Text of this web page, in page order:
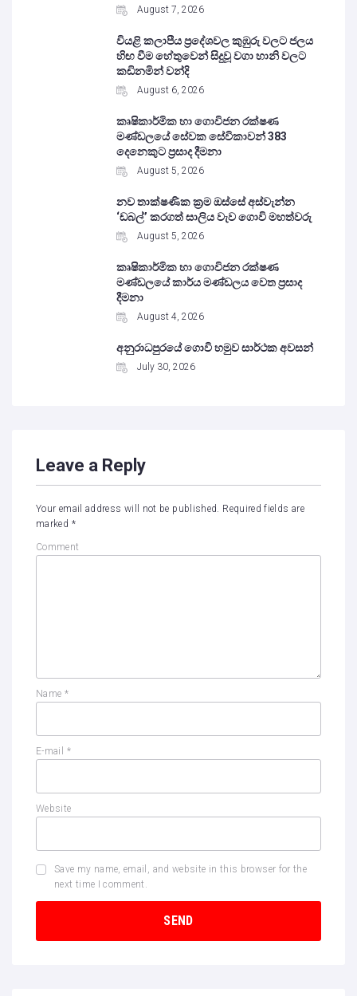
August 7, 2026
වියළි කලාපීය ප්‍රදේශවල කුඹුරු වලට ජලය
හිඟ වීම හේතුවෙන් සිදුවූ වගා හානි වලට
කඩිනමින් වන්දි
August 6, 2026
කෘෂිකාර්මික හා ගොවිජන රක්ෂණ
මණ්ඩලයේ සේවක සේවිකාවන් 383
දෙනෙකුට ප්‍රසාද දීමනා
August 5, 2026
නව තාක්ෂණික ක්‍රම ඔස්සේ අස්වැන්න
‘ඩබල්’ කරගත් සාලිය වැව ගොවි මහත්වරු
August 5, 2026
කෘෂිකාර්මික හා ගොවිජන රක්ෂණ
මණ්ඩලයේ කාර්ය මණ්ඩලය වෙත ප්‍රසාද
දීමනා
August 4, 2026
අනුරාධපුරයේ ගොවි හමුව සාර්ථක අවසන්
July 30, 2026
Leave a Reply
Your email address will not be published.
Required fields are
marked *
Comment
Name *
E-mail *
Website
Save my name, email, and website in this browser for the
next time I comment.